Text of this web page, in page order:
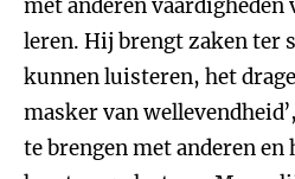
met anderen vaardigheden
leren. Hij brengt zaken ter
kunnen luisteren, het
masker van
te brengen met anderen